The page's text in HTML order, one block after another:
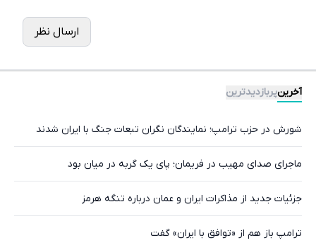
ارسال نظر
آخرینپربازدیدترین
شورش در حزب ترامپ؛ نمایندگان نگران تبعات جنگ با ایران شدند
ماجرای صدای مهیب در فریمان؛ پای یک گربه در میان بود
جزئیات جدید از مذاکرات ایران و عمان درباره تنگه هرمز
ترامپ باز هم از «توافق با ایران» گفت